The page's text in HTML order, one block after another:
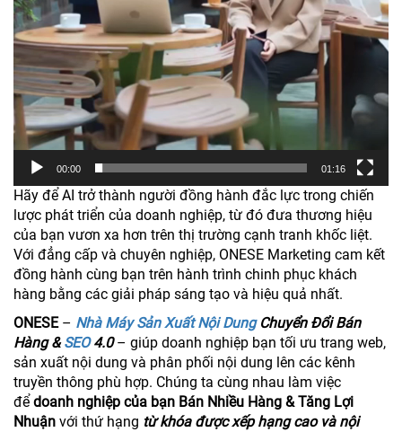
00:00 01:16
Hãy để AI trở thành người đồng hành đắc lực trong chiến
lược phát triển của doanh nghiệp, từ đó đưa thương hiệu
của bạn vươn xa hơn trên thị trường cạnh tranh khốc liệt.
Với đẳng cấp và chuyên nghiệp, ONESE Marketing cam kết
đồng hành cùng bạn trên hành trình chinh phục khách
hàng bằng các giải pháp sáng tạo và hiệu quả nhất.
ONESE– Nhà Máy Sản Xuất Nội DungChuyển Đổi Bán
Hàng &SEO4.0– giúp doanh nghiệp bạn tối ưu trang web,
sản xuất nội dung và phân phối nội dung lên các kênh
truyền thông phù hợp. Chúng ta cùng nhau làm việc
để doanh nghiệp của bạn Bán Nhiều Hàng & Tăng Lợi
Nhuận với thứ hạng từ khóa được xếp hạng cao và nội